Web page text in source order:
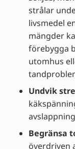
strålar
livsmedel
mängder
förebygga
utomhus
Undvik
Begränsa
överdriven